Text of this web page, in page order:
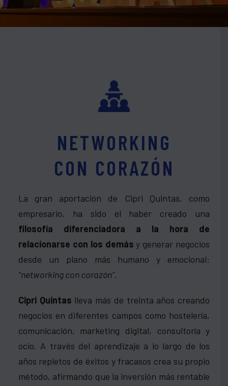
NETWORKING
CON CORAZÓN
La gran aportación de Cipri Quintas, como
empresario, ha sido el haber creado una
filosofía diferenciadora a la hora de
relacionarse con los demás y generar negocios
desde un plano más humano y emocional:
“networking con corazón”.
Cipri Quintas lleva más de treinta años creando
negocios en diferentes campos como hostelería,
comunicación, marketing digital, consultoría y
ocio. A través del aprendizaje a lo largo de los
años repletos de éxitos y fracasos crea su propio
método, afirmando que la inversión más rentable